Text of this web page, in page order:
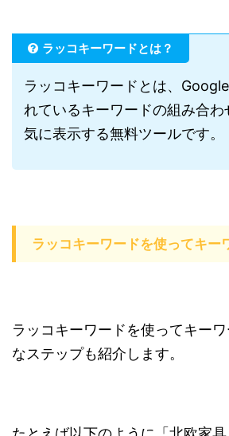
ラッコキーワードとは？
ラッコキーワードとは、
れているキーワードの組み合わ
気に表示する無料ツールです。
ラッコキーワードを使ってキー
ラッコキーワードを使ってキー
なステップも紹介します。